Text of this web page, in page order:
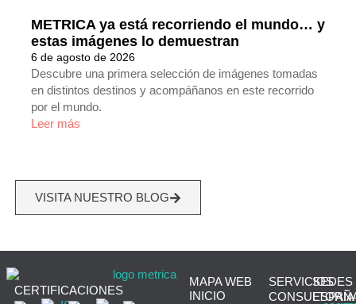
METRICA ya está recorriendo el mundo… y
estas imágenes lo demuestran
6 de agosto de 2026
Descubre una primera selección de imágenes tomadas
en distintos destinos y acompáñanos en este recorrido
por el mundo.
Leer más
VISITA NUESTRO BLOG
CERTIFICACIONES
MAPA WEB
INICIO
SERVICIOS
CONSULTORÍA
SEDES